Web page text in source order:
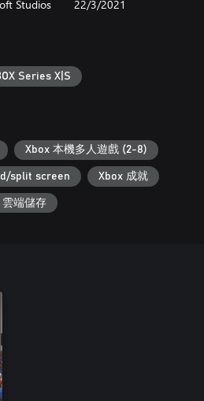
Studios 22/3/2021
Series X|S
Xbox 本機多人遊戲 (2-8)
split screen Xbox 成就
雲端儲存